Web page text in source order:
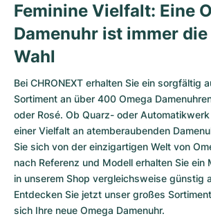
Feminine Vielfalt: Eine
Damenuhr ist immer
Wahl
Bei CHRONEXT erhalten Sie ein sorgfältig
Sortiment an über 400 Omega
oder Rosé. Ob Quarz- oder
einer Vielfalt an atemberaubenden
Sie sich von der einzigartigen Welt von
nach Referenz und Modell erhalten Sie ein
in unserem Shop vergleichsweise günstig
Entdecken Sie jetzt unser großes
sich Ihre neue Omega Damenuhr.